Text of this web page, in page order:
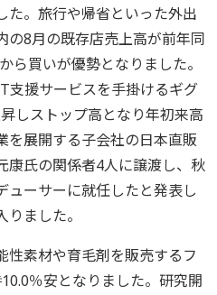
た。旅行や帰省といった外出
の8月の既存店売上高が前年同
ら買いが優勢となりました。
支援サービスを手掛けるギグ
しストップ高となり年初来高
を展開する子会社の日本直販
康氏の関係者4人に譲渡し、秋
ューサーに就任したと発表し
ました。
性素材や育毛剤を販売するフ
％安となりました。研究開